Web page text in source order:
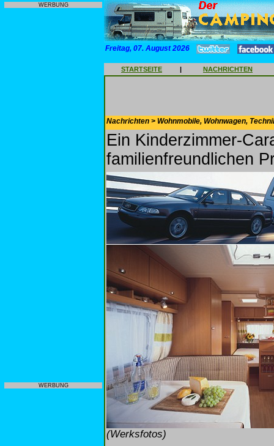
WERBUNG
WERBUNG
Freitag, 07. August 2026
STARTSEITE | NACHRICHTEN
Nachrichten > Wohnmobile, Wohnwagen,
Ein Kinderzimmer-
familienfreundlichen
(Werksfotos)